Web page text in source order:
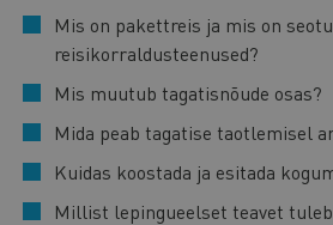
Mis on pakettreis ja mis on
reisikorraldusteenused?
Mis muutub tagatisnõude osas?
Mida peab tagatise taotlemisel
Kuidas koostada ja esitada
Millist lepingueelset teavet